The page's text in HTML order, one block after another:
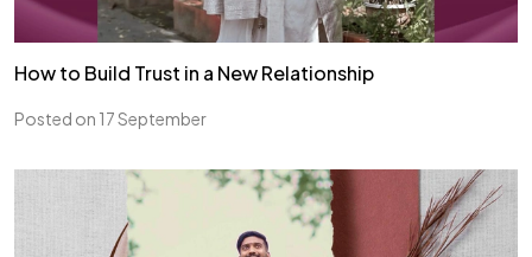
How to Build Trust in a New Relationship
Posted on 17 September